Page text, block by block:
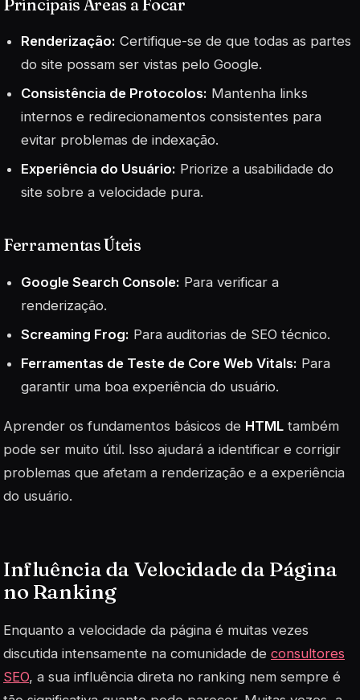
Principais Áreas a Focar
Renderização: Certifique-se de que todas as partes
do site possam ser vistas pelo Google.
Consistência de Protocolos: Mantenha links
internos e redirecionamentos consistentes para
evitar problemas de indexação.
Experiência do Usuário: Priorize a usabilidade do
site sobre a velocidade pura.
Ferramentas Úteis
Google Search Console: Para verificar a
renderização.
Screaming Frog: Para auditorias de SEO técnico.
Ferramentas de Teste de Core Web Vitals: Para
garantir uma boa experiência do usuário.
Aprender os fundamentos básicos de HTML também
pode ser muito útil. Isso ajudará a identificar e corrigir
problemas que afetam a renderização e a experiência
do usuário.
Influência da Velocidade da Página
no Ranking
Enquanto a velocidade da página é muitas vezes
discutida intensamente na comunidade de consultores
SEO, a sua influência direta no ranking nem sempre é